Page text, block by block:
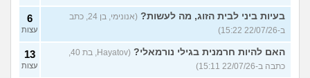
בעיות ביני לבית הזוג, מה לעשות?
(אנונימי, בן 24, כתב
ב-22/07/26 15:22)
6
עצות
האם להיות חרמנית בגילי נורמאלי?
כתבה ב-22/07/26 15:11)
13
עצות